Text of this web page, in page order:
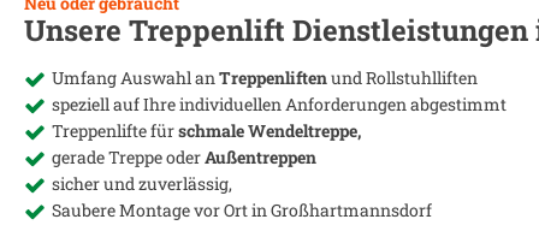
Unsere Treppenlift
Umfang Auswahl an Treppenliftenund Rollstuhlliften
speziell auf Ihre individuellen Anforderungen abgestimmt
Treppenlifte fürschmale Wendeltreppe,
gerade Treppe oderAußentreppen
sicher und zuverlässig,
Saubere Montage vor Ort in Großhartmannsdorf